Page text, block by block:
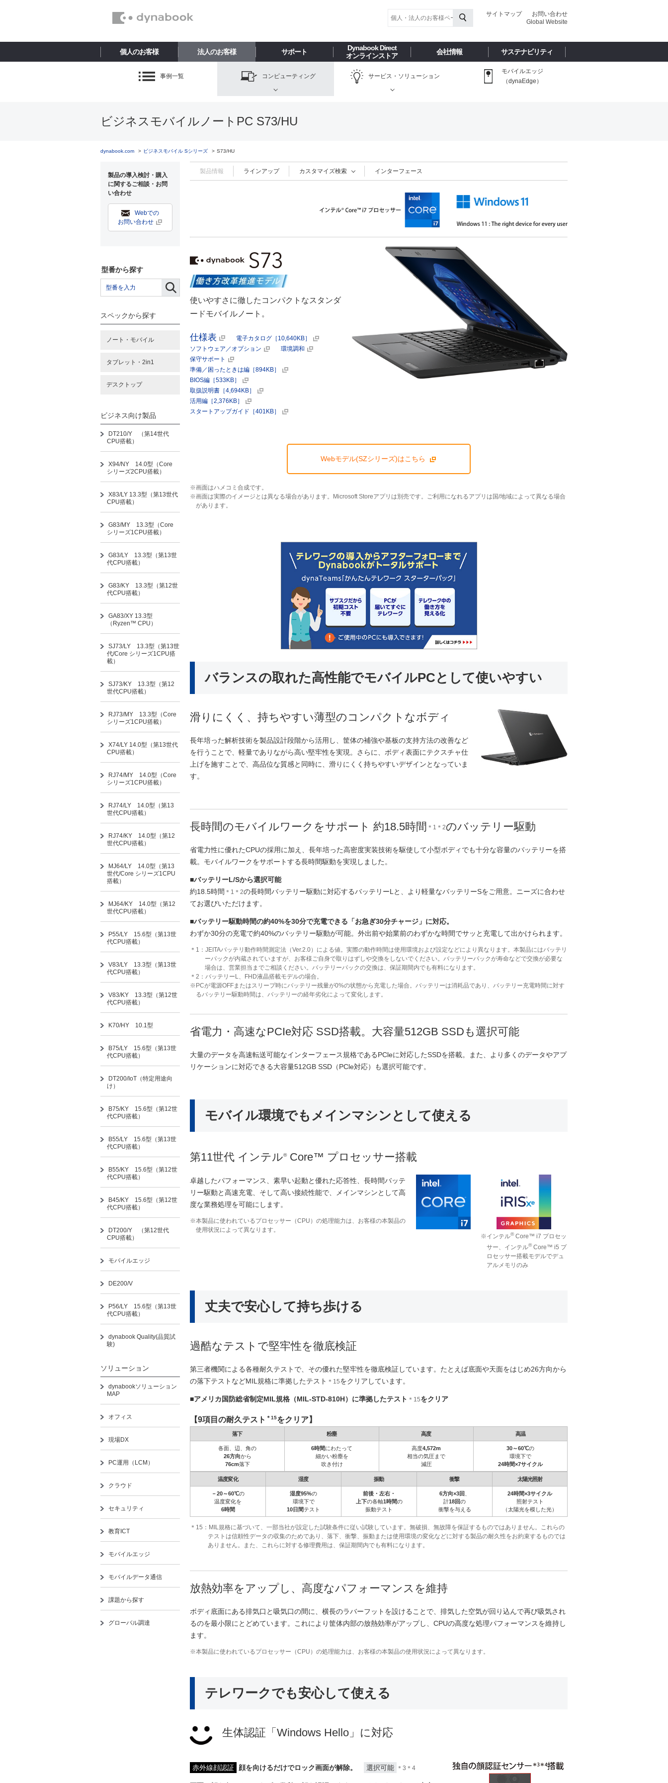
お問い合わせ
サイトマップ
Global Website
個人のお客様 法人のお客様 サポート
Dynabook Direct
オンラインストア
会社情報 サステナビリティ
事例一覧 コンピューティング サービス・ ソリューション
モバイルエッジ
（dynaEdge）
ビジネスモバイルノートPC S73/HU
dynabook.com ビジネスモバイル Sシリーズ S73/HU
製品の導入検討・購入
に関するご相談・お問
い合わせ
Webでの
お問い合わせ
型番から探す
スペックから探す
ノート・モバイル
タブレット・2in1
デスクトップ
ビジネス向け製品
DT210/Y （第14世代
CPU搭載）
X94/NY 14.0型（Core
シリーズ2CPU搭載）
X83/LY 13.3型（第13世代
CPU搭載）
G83/MY 13.3型（Core
シリーズ1CPU搭載）
G83/LY 13.3型（第13世
代CPU搭載）
G83/KY 13.3型（第12世
代CPU搭載）
GA83/XY 13.3型
（Ryzen™ CPU）
SJ73/LY 13.3型（第13世
代/Core シリーズ1CPU搭
載）
SJ73/KY 13.3型（第12
世代CPU搭載）
RJ73/MY 13.3型（Core
シリーズ1CPU搭載）
X74/LY 14.0型（第13世代
CPU搭載）
RJ74/MY 14.0型（Core
シリーズ1CPU搭載）
RJ74/LY 14.0型（第13
世代CPU搭載）
RJ74/KY 14.0型（第12
世代CPU搭載）
MJ64/LY 14.0型（第13
世代/Core シリーズ1CPU
搭載）
MJ64/KY 14.0型（第12
世代CPU搭載）
P55/LY 15.6型（第13世
代CPU搭載）
V83/LY 13.3型（第13世
代CPU搭載）
V83/KY 13.3型（第12世
代CPU搭載）
K70/HY 10.1型
B75/LY 15.6型（第13世
代CPU搭載）
DT200/IoT（特定用途向
け）
B75/KY 15.6型（第12世
代CPU搭載）
B55/LY 15.6型（第13世
代CPU搭載）
B55/KY 15.6型（第12世
代CPU搭載）
B45/KY 15.6型（第12世
代CPU搭載）
DT200/Y （第12世代
CPU搭載）
モバイルエッジ
DE200/V
P56/LY 15.6型（第13世
代CPU搭載）
dynabook Quality(品質試
験)
ソリューション
dynabookソリューション
MAP
オフィス
現場DX
PC運用（LCM）
クラウド
セキュリティ
教育ICT
モバイルエッジ
モバイルデータ通信
課題から探す
グローバル調達
製品情報 ラインアップ カスタマイズ検索 インターフェース
使いやすさに徹したコンパクトなスタンダ
ードモバイルノート。
仕様表
電子カタログ［10,640KB］
ソフトウェア／オプション
環境調和
保守サポート
準備／困ったときは編［894KB］
BIOS編［533KB］
取扱説明書［4,694KB］
活用編［2,376KB］
スタートアップガイド［401KB］
Webモデル(SZシリーズ)はこちら
※画面はハメコミ合成です。
※画面は実際のイメージとは異なる場合があります。Microsoft Storeアプリは別売です。ご利用になれるアプリは国/地域によって異なる場合
があります。
バランスの取れた高性能でモバイルPCとして使いやすい
滑りにくく、持ちやすい薄型のコンパクトなボディ
長年培った解析技術を製品設計段階から活用し、筐体の補強や基板の支持方法の改善など
を行うことで、軽量でありながら高い堅牢性を実現。さらに、ボディ表面にテクスチャ仕
上げを施すことで、高品位な質感と同時に、滑りにくく持ちやすいデザインとなっていま
す。
長時間のモバイルワークをサポート 約18.5時間 ＊1＊2のバッテリー駆動
省電力性に優れたCPUの採用に加え、長年培った高密度実装技術を駆使して小型ボディでも十分な容量のバッテリーを搭
載。モバイルワークをサポートする長時間駆動を実現しました。
■バッテリーL/Sから選択可能
約18.5時間 ＊1＊2の長時間バッテリー駆動に対応するバッテリーLと、より軽量なバッテリーSをご用意。ニーズに合わせ
てお選びいただけます。
■バッテリー駆動時間の約40%を30分で充電できる「お急ぎ30分チャージ」に対応。
わずか30分の充電で約40%のバッテリー駆動が可能。外出前や始業前のわずかな時間でサッと充電して出かけられます。
＊1：JEITAバッテリ動作時間測定法（Ver.2.0）による値。実際の動作時間は使用環境および設定などにより異なります。本製品にはバッテリ
ーパックが内蔵されていますが、お客様ご自身で取りはずしや交換をしないでください。バッテリーパックが寿命などで交換が必要な
場合は、営業担当までご相談ください。バッテリーパックの交換は、保証期間内でも有料になります。
＊2：バッテリーL、FHD液晶搭載モデルの場合。
※PCが電源OFFまたはスリープ時にバッテリー残量が0%の状態から充電した場合。バッテリーは消耗品であり、バッテリー充電時間に対す
るバッテリー駆動時間は、バッテリーの経年劣化によって変化します。
省電力・高速なPCIe対応 SSD搭載。大容量512GB SSDも選択可能
大量のデータを高速転送可能なインターフェース規格であるPCleに対応したSSDを搭載。また、より多くのデータやアプ
リケーションに対応できる大容量512GB SSD（PCle対応）も選択可能です。
モバイル環境でもメインマシンとして使える
第11世代 インテル®Core™ プロセッサー搭載
卓越したパフォーマンス、素早い起動と優れた応答性、長時間バッテ
リー駆動と高速充電、そして高い接続性能で、メインマシンとして高
度な業務処理を可能にします。
※本製品に使われているプロセッサー（CPU）の処理能力は、お客様の本製品の
使用状況によって異なります。
※インテル®Core™ i7 プロセッ
サー、インテル®Core™ i5 プ
ロセッサー搭載モデルでデュ
アルメモリのみ
丈夫で安心して持ち歩ける
過酷なテストで堅牢性を徹底検証
第三者機関による各種耐久テストで、その優れた堅牢性を徹底検証しています。たとえば底面や天面をはじめ26方向から
の落下テストなどMIL規格に準拠したテスト ＊15をクリアしています。
■アメリカ国防総省制定MIL規格（MIL-STD-810H）に準拠したテスト ＊15をクリア
【9項目の耐久テスト ＊15をクリア】
落下 粉塵 高度 高温
各面、辺、角の
26方向から
76cm落下
6時間にわたって
細かい粉塵を
吹き付け
高度4,572m
相当の気圧まで
減圧
30～60℃の
環境下で
24時間×7サイクル
温度変化 湿度 振動 衝撃 太陽光照射
－20～60℃の
温度変化を
6時間
湿度95%の
環境下で
10日間テスト
前後・左右・
上下の各軸1時間の
振動テスト
6方向×3回
計18回の
衝撃を与える
24時間×3サイクル
照射テスト
（太陽光を模した光）
＊15：MIL規格に基づいて、一部当社が設定した試験条件に従い試験しています。無破損、無故障を保証するものではありません。これらの
テストは信頼性データの収集のためであり、落下、衝撃、振動または使用環境の変化などに対する製品の耐久性をお約束するものでは
ありません。また、これらに対する修理費用は、保証期間内でも有料になります。
放熱効率をアップし、高度なパフォーマンスを維持
ボディ底面にある排気口と吸気口の間に、横長のラバーフットを設けることで、排気した空気が回り込んで再び吸気され
るのを最小限にとどめています。これにより筐体内部の放熱効率がアップし、CPUの高度な処理パフォーマンスを維持し
ます。
※本製品に使われているプロセッサー（CPU）の処理能力は、お客様の本製品の使用状況によって異なります。
テレワークでも安心して使える
生体認証「Windows Hello」に対応
赤外線顔認証 顔を向けるだけでロック画面が解除。 選択可能 ＊3＊4